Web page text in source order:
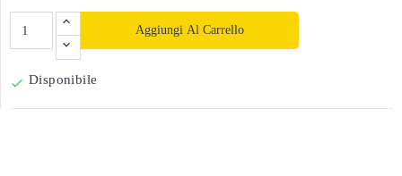
Aggiungi Al Carrello
 Disponibile